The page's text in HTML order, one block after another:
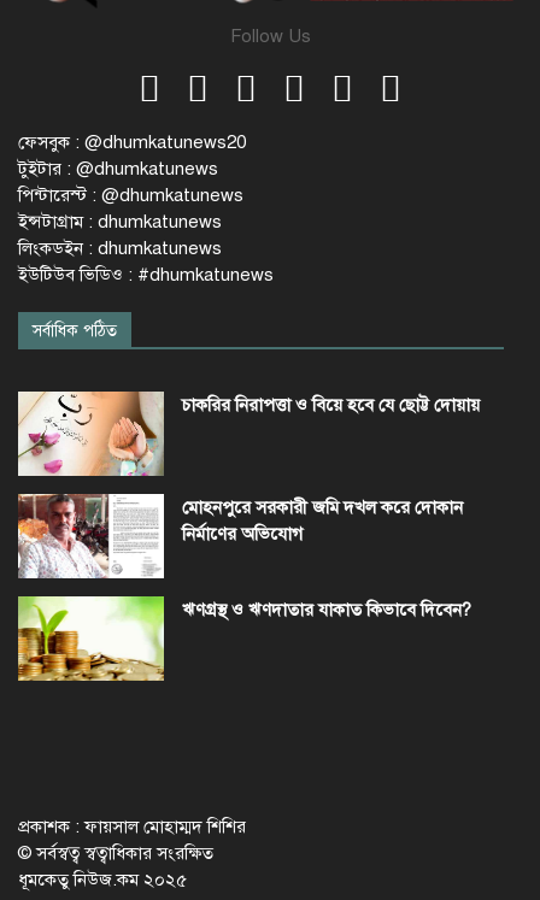
Follow Us
ফেসবুক : @dhumkatunews20
টুইটার : @dhumkatunews
পিন্টারেস্ট : @dhumkatunews
ইন্সটাগ্রাম : dhumkatunews
লিংকডইন : dhumkatunews
ইউটিউব ভিডিও : #dhumkatunews
সর্বাধিক পঠিত
চাকরির নিরাপত্তা ও বিয়ে হবে যে ছোট্ট দোয়ায়
মোহনপুরে সরকারী জমি দখল করে দোকান
নির্মাণের অভিযোগ
ঋণগ্রস্থ ও ঋণদাতার যাকাত কিভাবে দিবেন?
প্রকাশক : ফায়সাল মোহাম্মদ শিশির
© সর্বস্বত্ব স্বত্বাধিকার সংরক্ষিত
ধূমকেতু নিউজ.কম ২০২৫